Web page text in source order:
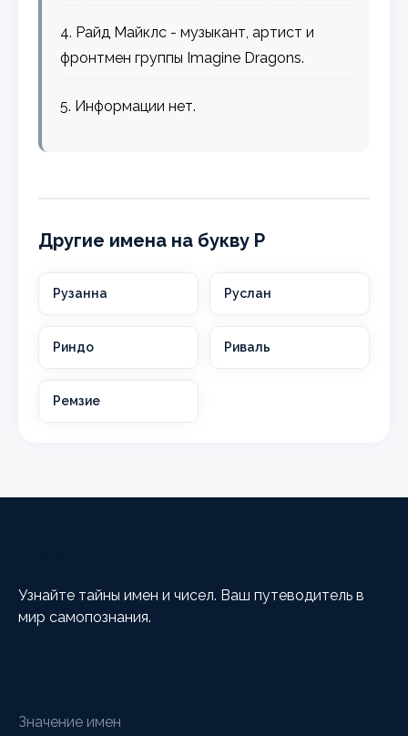
4. Райд Майклс - музыкант, артист и
фронтмен группы Imagine Dragons.
5. Информации нет.
Другие имена на букву Р
Рузанна Руслан
Риндо Риваль
Ремзие
Узнайте тайны имен и чисел. Ваш путеводитель в
мир самопознания.
Значение имен